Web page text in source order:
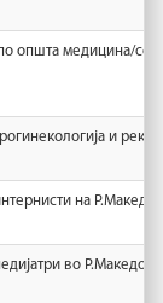
општа медицина/
и
на
во